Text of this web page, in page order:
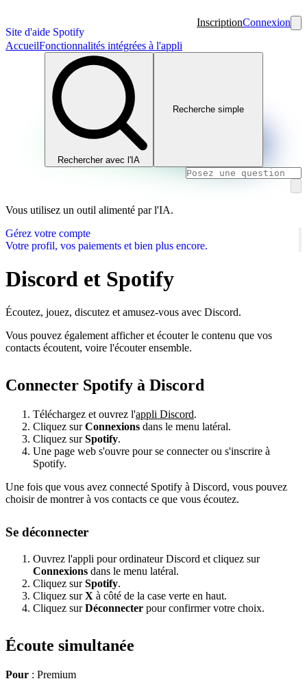
Site d'aide Spotify
InscriptionConnexion
AccueilFonctionnalités intégrées à l'appli
Rechercher avec l'IA
Recherche simple
Vous utilisez un outil alimenté par l'IA.
Gérez votre compte
Votre profil, vos paiements et bien plus encore.
Discord et Spotify
Écoutez, jouez, discutez et amusez-vous avec Discord.
Vous pouvez également afficher et écouter le contenu que vos
contacts écoutent, voire l'écouter ensemble.
Connecter Spotify à Discord
Téléchargez et ouvrez l'appli Discord.
Cliquez surConnexions dans le menu latéral.
Cliquez surSpotify.
Une page web s'ouvre pour se connecter ou s'inscrire à
Spotify.
Une fois que vous avez connecté Spotify à Discord, vous pouvez
choisir de montrer à vos contacts ce que vous écoutez.
Se déconnecter
Ouvrez l'appli pour ordinateur Discord et cliquez sur
Connexions dans le menu latéral.
Cliquez surSpotify.
Cliquez surX à côté de la case verte en haut.
Cliquez surDéconnecter pour confirmer votre choix.
Écoute simultanée
Pour : Premium